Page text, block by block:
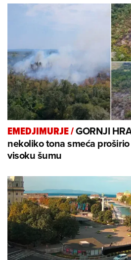
EMEDJIMURJE/GORNJI
nekoliko tona smeća
visoku šumu